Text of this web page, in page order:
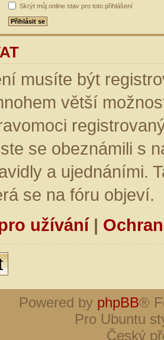
Skrýt můj online stav pro toto přihlášení
musíte být
větší
se obeznámili s
a ujednáními.
se na fóru objeví.
užívání|
Powered by phpBB®
Pro Ubuntu
Český